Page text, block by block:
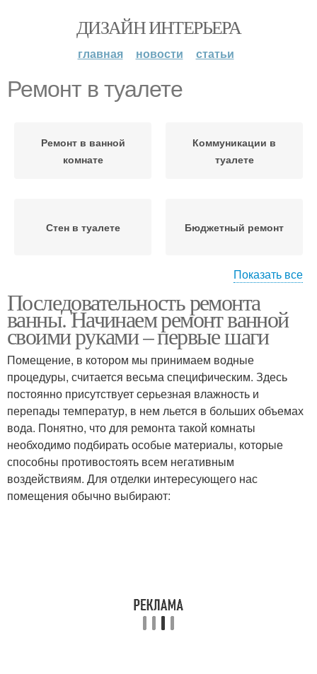
ДИЗАЙН ИНТЕРЬЕРА
главная новости статьи
Ремонт в туалете
Ремонт в ванной
комнате
Коммуникации в
туалете
Стен в туалете Бюджетный ремонт
Цена на ремонт Ремонт в ванной и
Показать все
Последовательность ремонта
ванны. Начинаем ремонт ванной
своими руками – первые шаги
Помещение, в котором мы принимаем водные
процедуры, считается весьма специфическим. Здесь
постоянно присутствует серьезная влажность и
перепады температур, в нем льется в больших объемах
вода. Понятно, что для ремонта такой комнаты
необходимо подбирать особые материалы, которые
способны противостоять всем негативным
воздействиям. Для отделки интересующего нас
помещения обычно выбирают: